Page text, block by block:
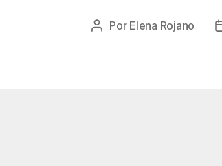
Autor
Por Elena Rojano